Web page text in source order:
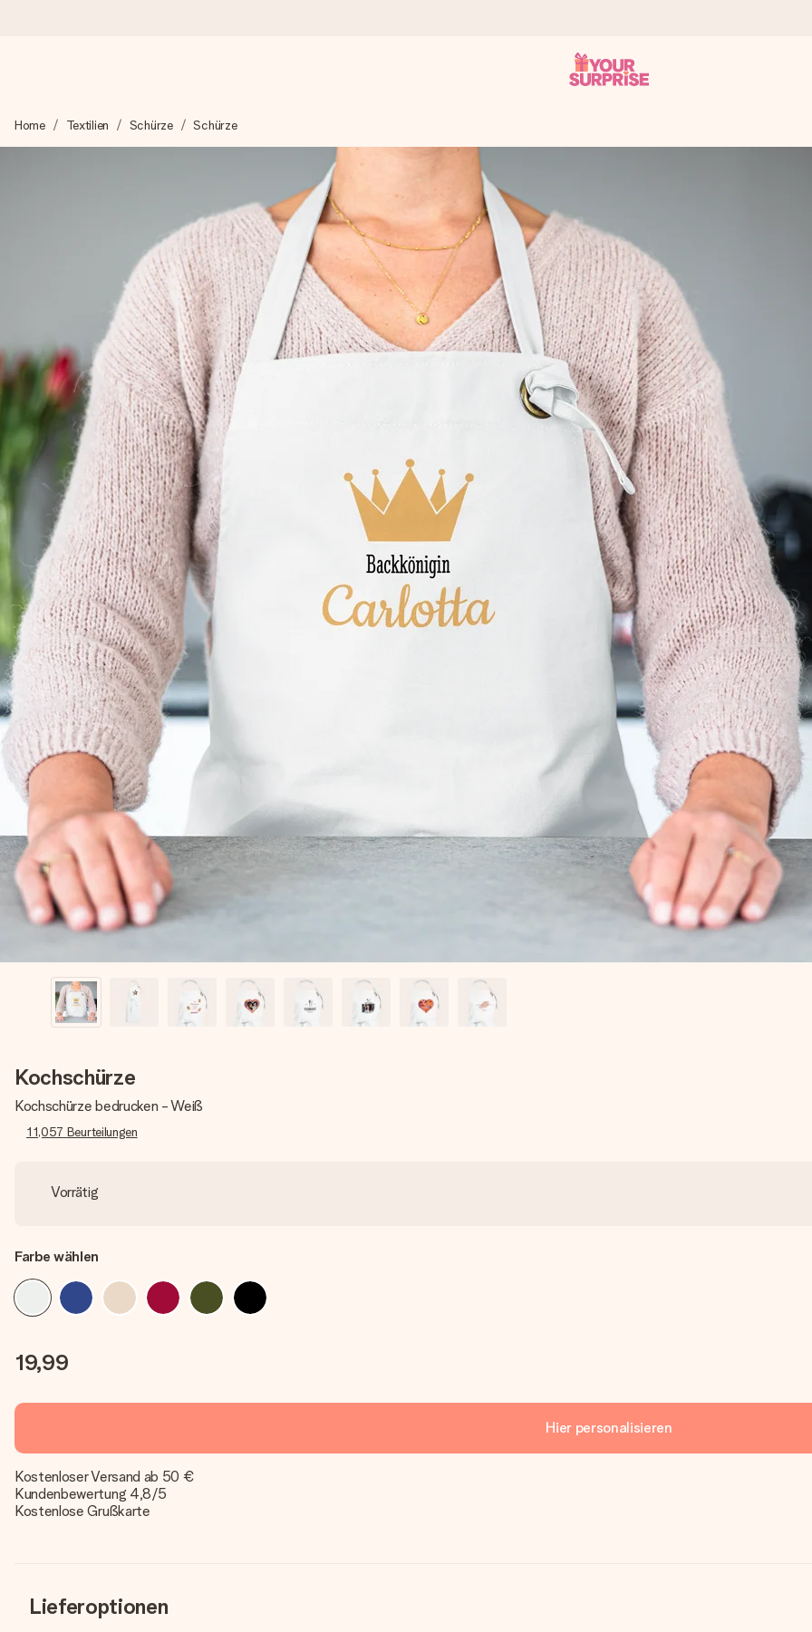
Wir bereiten dein Geschenk sorgfältig vor und schicken es blitzschnell – damit du es genau zum richtigen Zeitpunkt überreichen
zählt.
4,8 (basierend auf +15.000 Bewertungen)
Unsere Geschenke begeistern. Kunden bewerten uns mit 4,8 bei Google Reviews (Gesamtergebnis aller Länder, in die wir
+49 39292 929695
Montag - Freitag : 8:30 - 17:00 Uhr
Samstag - Sonntag : 8:30 - 13:00 Uhr
Home Textilien Schürze Schürze
Kochschürze
Kochschürze bedrucken - Weiß
11,057 Beurteilungen
Vorrätig
Farbe wählen
19,99
Hier personalisieren
Kostenloser Versand ab 50 €
Kundenbewertung 4,8/5
Kostenlose Grußkarte
Lieferoptionen